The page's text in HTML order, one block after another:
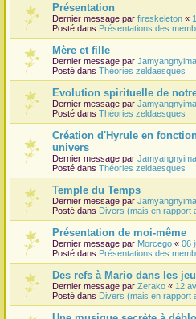
Présentation
Dernier message par fireskeleton «
Posté dans Présentations des
Mère et fille
Dernier message par Jamyangnyima
Posté dans Théories zeldaesques
Evolution spirituelle de
Dernier message par Jamyangnyima
Posté dans Théories zeldaesques
Création d'Hyrule en
univers
Dernier message par Jamyangnyima
Posté dans Théories zeldaesques
Temple du Temps
Dernier message par Jamyangnyima
Posté dans Divers (mais en rapport
Présentation de moi-même
Dernier message par Morcego « 06
Posté dans Présentations des
Des refs à Mario dans les
Dernier message par Zerako « 12
Posté dans Divers (mais en rapport